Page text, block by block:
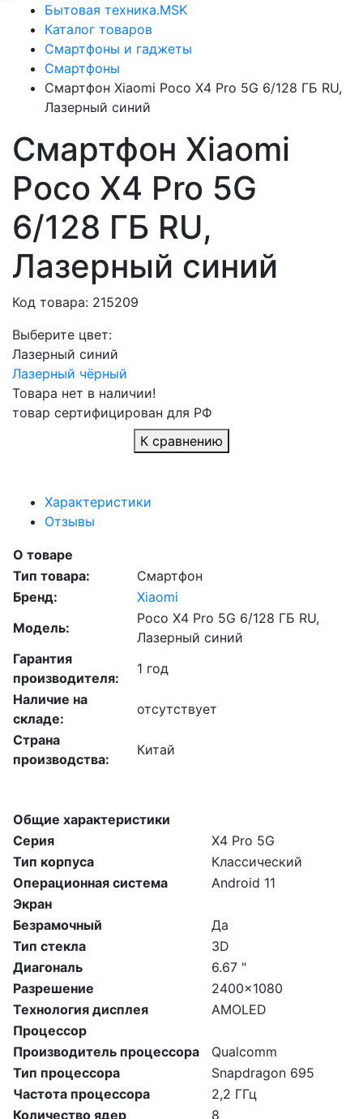
Бытовая техника.MSK
Каталог товаров
Смартфоны и гаджеты
Смартфоны
Смартфон Xiaomi Poco X4 Pro 5G 6/128 ГБ RU,
Лазерный синий
Смартфон Xiaomi
Poco X4 Pro 5G
6/128 ГБ RU,
Лазерный синий
Код товара: 215209
Выберите цвет:
Лазерный синий
Лазерный чёрный
Товара нет в наличии!
товар сертифицирован для РФ
К сравнению
Характеристики
Отзывы
Общие характеристики
Серия
X4 Pro 5G
Тип корпуса
Классический
Операционная система
Android 11
Экран
Безрамочный
Да
Тип стекла
3D
Диагональ
6.67 "
Разрешение
2400x1080
Технология дисплея
AMOLED
Процессор
Производитель процессора
Qualcomm
Тип процессора
Snapdragon 695
Частота процессора
2,2 ГГц
Количество ядер
8
О товаре
Тип товара:
Смартфон
Бренд:
Xiaomi
Модель:
Poco X4 Pro 5G 6/128 ГБ RU,
Лазерный синий
Гарантия
производителя:
1 год
Наличие на
складе:
отсутствует
Страна
производства:
Китай